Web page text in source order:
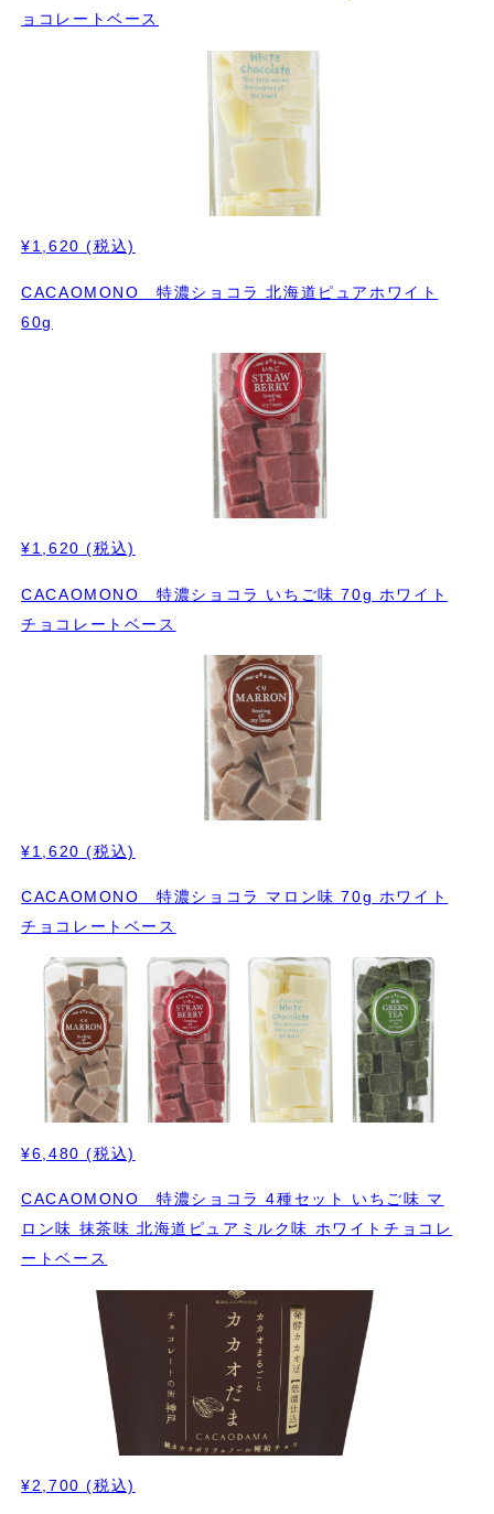
ョコレートベース
¥1,620 (税込)
CACAOMONO 特濃ショコラ 北海道ピュアホワイト
60g
¥1,620 (税込)
CACAOMONO 特濃ショコラ いちご味 70g ホワイト
チョコレートベース
¥1,620 (税込)
CACAOMONO 特濃ショコラ マロン味 70g ホワイト
チョコレートベース
¥6,480 (税込)
CACAOMONO 特濃ショコラ 4種セット いちご味 マ
ロン味 抹茶味 北海道ピュアミルク味 ホワイトチョコレ
ートベース
¥2,700 (税込)